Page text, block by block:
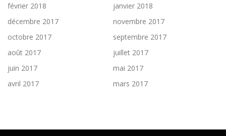
février 2018
janvier 2018
décembre 2017
novembre 2017
octobre 2017
septembre 2017
août 2017
juillet 2017
juin 2017
mai 2017
avril 2017
mars 2017